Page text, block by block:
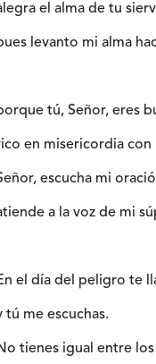
el alma de tu
levanto mi alma
tú, Señor, eres
en misericordia con
escucha mi
a la voz de mi
el día del peligro te
tú me escuchas.
tienes igual entre